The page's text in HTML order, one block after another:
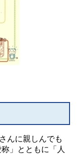
んに親しんでも
」とともに「人